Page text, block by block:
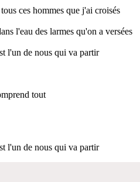
ces hommes que j'ai croisés
l'eau des larmes qu'on a versées
l'un de nous qui va partir
tout
l'un de nous qui va partir